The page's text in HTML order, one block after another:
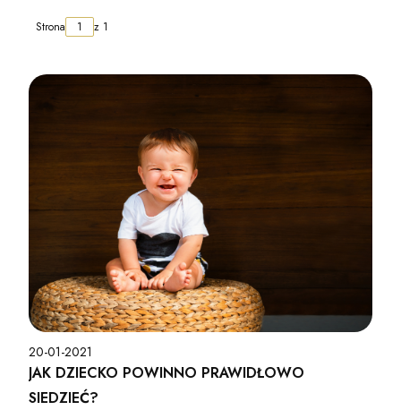
Strona z 1
20-01-2021
JAK DZIECKO POWINNO PRAWIDŁOWO
SIEDZIEĆ?